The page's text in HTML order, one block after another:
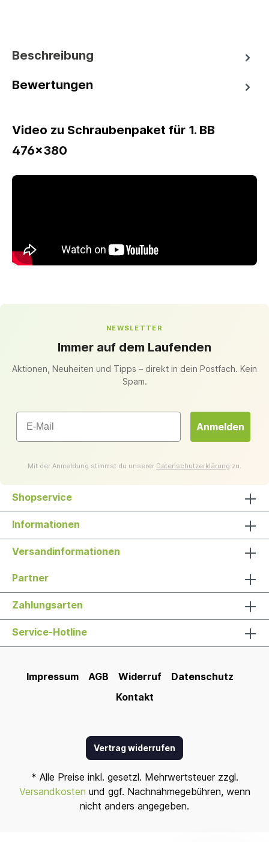
Beschreibung
Bewertungen
Video zu Schraubenpaket für 1. BB
476x380
NEWSLETTER
Immer auf dem Laufenden
Aktionen, Neuheiten und Tipps – direkt in dein Postfach. Kein
Spam.
Email
Anmelden
Mit der Anmeldung stimmst du unserer Datenschutzerklärung zu.
Shopservice
Informationen
Versandinformationen
Partner
Zahlungsarten
Service-Hotline
Impressum AGB Widerruf
Datenschutz
Kontakt
Vertrag widerrufen
* Alle Preise inkl. gesetzl. Mehrwertsteuer zzgl.
Versandkosten und ggf. Nachnahmegebühren, wenn
nicht anders angegeben.